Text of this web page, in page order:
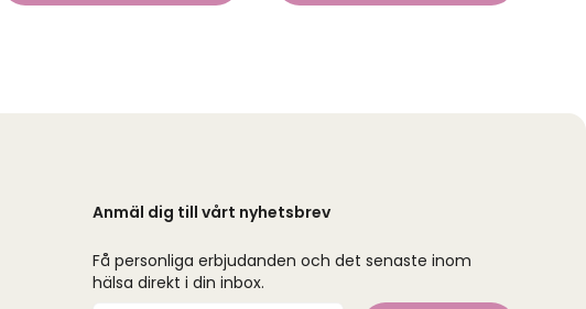
Anmäl dig till vårt nyhetsbrev
Få personliga erbjudanden och det senaste inom
hälsa direkt i din inbox.